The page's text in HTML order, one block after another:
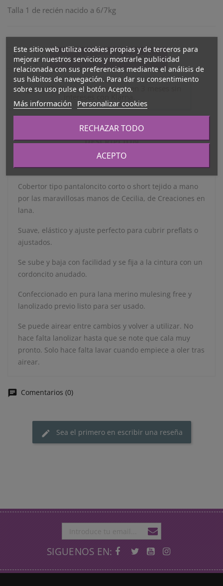
Talla 1 de recién nacido a 6/7kg
AÑADIR AL CARRITO
Paga en 30 días o divide tu pago en 3 meses sin
intereses con Klarna.
DESCRIPCIÓN
DETALLES DEL PRODUCTO
Cobertor tipo pantaloncito corto o short tejido a mano
por las maravillosas manos de Cecilia, de Creaciones en
lana.
Suave, elástico y ajuste perfecto para cubrir preflats o
ajustados.
Se sube y baja con facilidad y se fija a la cintura con un
cordoncito anudado.
Confeccionado en pura lana merino mulesing free y
lanolizado previo listo para ser usado.
Se puede airear entre cambios y volver a utilizar. No
hace falta lanolizar hasta que se note que cala muy
pronto. Solo hace falta lavar cuando empiece a oler tras
airear.
Comentarios (0)
Sea el primero en escribir una reseña
SIGUENOS EN:
Este sitio web utiliza cookies propias y de terceros para
mejorar nuestros servicios y mostrarle publicidad
relacionada con sus preferencias mediante el análisis de
sus hábitos de navegación. Para dar su consentimiento
sobre su uso pulse el botón Acepto.
Más información Personalizar cookies
RECHAZAR TODO
ACEPTO